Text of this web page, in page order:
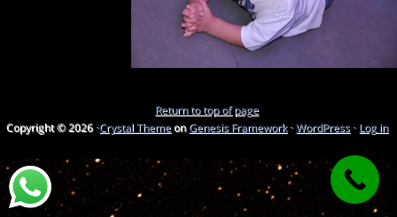
Return to top of page
Copyright © 2026 ·Crystal ThemeonGenesis Framework·WordPress· Log in